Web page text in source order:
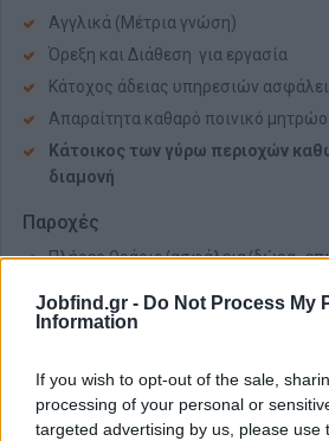
Jobfind.gr - Do Not Process My
Information
If you wish to opt-out of the sale,
processing of your personal or
targeted advertising by us, please use
Αγγλικά (Μέτρια γνώση)
Όρεξη και Διάθεση για εργασία
Κάτοχος άδειας υπηρεσιών
Απαραίτητα καθαρό ποινικό μητρώο
Κάτοικος των γύρω περιοχών
διαμονή
Παροχές
Πλήρες Ωράριο/ασφάλεια/δώρα -
Νόμιμες αποδοχές βάσει
Οργανωμένο εργασιακό περιβάλλον
Αίτηση - Αποστολή Βιογραφικού